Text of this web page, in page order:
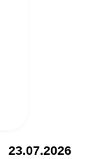
23.07.2026